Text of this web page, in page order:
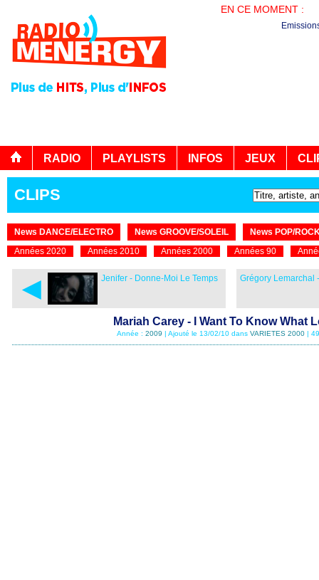
EN CE MOMENT :
RADIO PLAYLISTS INFOS JEUX
CLIPS
News DANCE/ELECTRO News GROOVE/SOLEIL
News POP/
Années 2020
Années 2010 Années 2000 Années 90
◄ Jenifer - Donne-Moi Le Temps Grégory Lemarchal
Mariah Carey - I Want To Know What
Année : 2009 | Ajouté le 13/02/10 dans VARIETES 2000|